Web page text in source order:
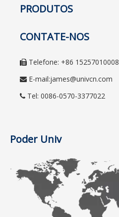
PRODUTOS
CONTATE-NOS
 Telefone: +86 15257010008
 E-mail:james@univcn.com
 Tel: 0086-0570-3377022
Poder Univ